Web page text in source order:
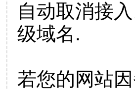
自动取消接
级域名.
若您的网站